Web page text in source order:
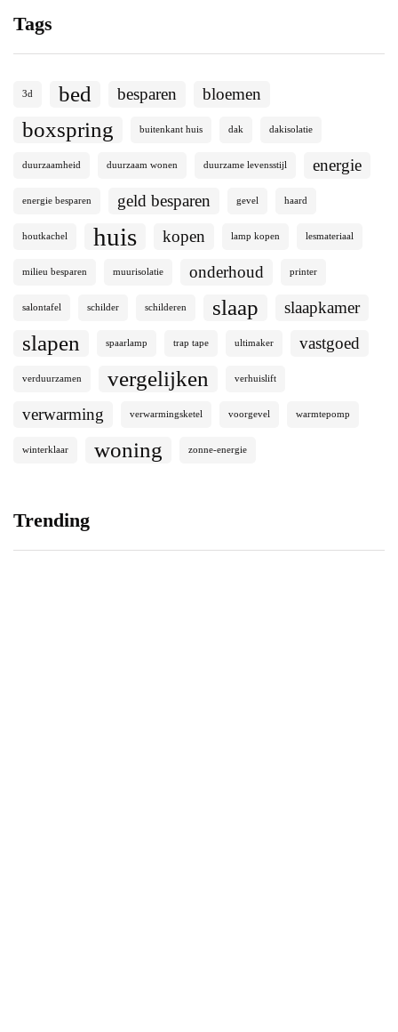
Tags
3d bed besparen bloemen
boxspring buitenkant huis dak dakisolatie
duurzaamheid duurzaam wonen duurzame levensstijl energie
energie besparen geld besparen gevel haard
houtkachel huis kopen lamp kopen lesmateriaal
milieu besparen muurisolatie onderhoud printer
salontafel schilder schilderen slaap slaapkamer
slapen spaarlamp trap tape ultimaker vastgoed
verduurzamen vergelijken verhuislift
verwarming verwarmingsketel voorgevel warmtepomp
winterklaar woning zonne-energie
Trending